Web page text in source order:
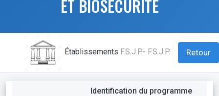
ET BIOSÉCURITÉ
Établissements F.S.J.P.- F.S.J.P. Retour
Identification du programme